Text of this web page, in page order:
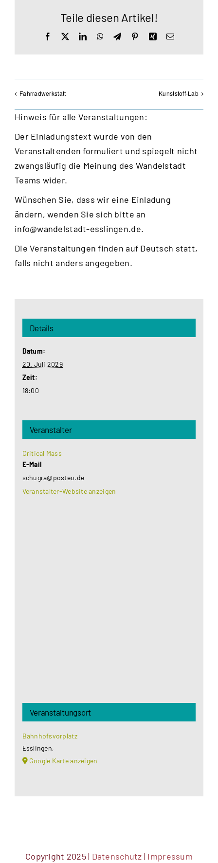
Teile diesen Artikel!
Facebook LinkedInWhatsApp
TelegramPinterestXingE-
Fahrradwerkstatt Kunststoff-Lab
Hinweis für alle Veranstaltungen:
Der Einladungstext wurde von den
Veranstaltenden formuliert und spiegelt nicht
zwangsläufig die Meinung des Wandelstadt
Teams wider.
Wünschen Sie, dass wir eine Einladung
ändern, wenden Sie sich bitte an
info@wandelstadt-esslingen.de.
Die Veranstaltungen finden auf Deutsch statt,
falls nicht anders angegeben.
Details
Datum:
20. Juli 2029
Zeit:
18:00
Veranstalter
Critical Mass
E-Mail
schugra@posteo.de
Veranstalter-Website anzeigen
Veranstaltungsort
Bahnhofsvorplatz
Esslingen,
Google Karte anzeigen
Copyright 2025 | Datenschutz | Impressum